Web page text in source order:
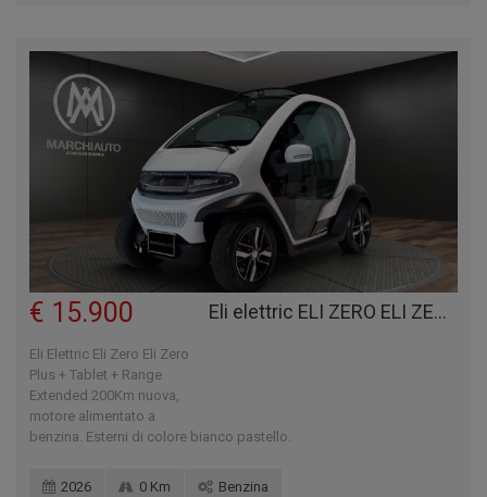
Eli elettric ELI ZERO ELI ZERO PLUS + TABLET + RANGE EXTENDED 200KM
€ 15.900
Eli Elettric Eli Zero Eli Zero
Plus + Tablet + Range
Extended 200Km nuova,
motore alimentato a
benzina. Esterni di colore bianco pastello.
2026 0 Km Benzina